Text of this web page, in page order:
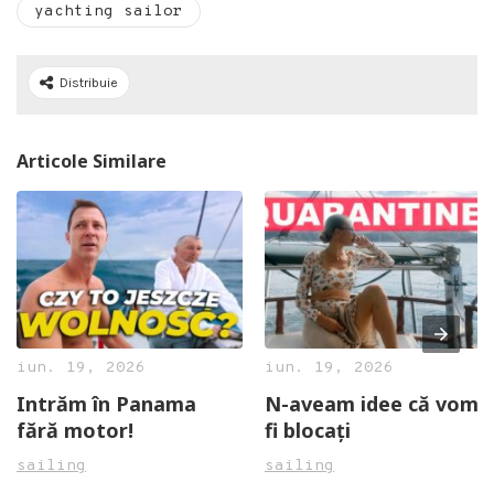
yachting sailor
Distribuie
Articole Similare
iun. 19, 2026
Intrăm în Panama
fără motor!
sailing
iun. 19, 2026
N-aveam idee că vom
fi blocați
sailing